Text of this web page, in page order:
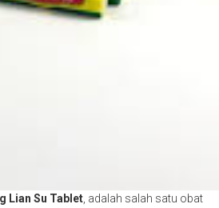
Lian Su Tablet , adalah salah satu obat